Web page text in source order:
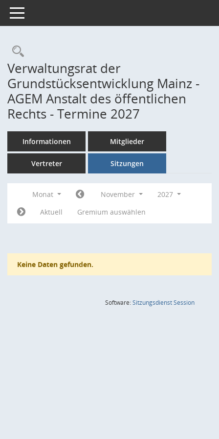
Toggle navigation
Rechercheauswahl
Verwaltungsrat der
Grundstücksentwicklung Mainz -
AGEM Anstalt des öffentlichen
Rechts - Termine 2027
Informationen Mitglieder
Vertreter Sitzungen
Monat November
2027
Aktuell
Gremium auswählen
Keine Daten gefunden.
Software:SitzungsdienstSession(Wird in